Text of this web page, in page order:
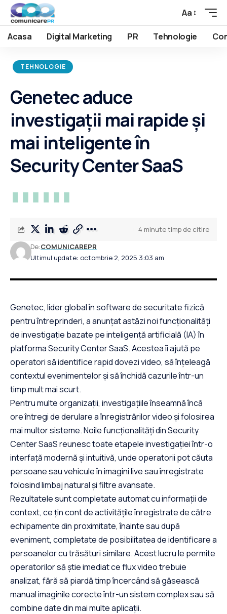
Aa
Acasa Digital Marketing PR Tehnologie
TEHNOLOGIE
Genetec aduce
investigații mai rapide și
mai inteligente în
Security Center SaaS
Ultimul update: octombrie 2, 2025 3:03 am
De:COMUNICAREPR
4 minute timp de citire
Genetec, lider global în software de securitate fizică
pentru întreprinderi, a anunțat astăzi noi funcționalități
de investigație bazate pe inteligență artificială (IA) în
platforma Security Center SaaS. Acestea îi ajută pe
operatori să identifice rapid dovezi video, să înțeleagă
contextul evenimentelor și să închidă cazurile într-un
timp mult mai scurt.
Pentru multe organizații, investigațiile înseamnă încă
ore întregi de derulare a înregistrărilor video și folosirea
mai multor sisteme. Noile funcționalități din Security
Center SaaS reunesc toate etapele investigației într-o
interfață modernă și intuitivă, unde operatorii pot căuta
persoane sau vehicule în imagini live sau înregistrate
folosind limbaj natural și filtre avansate.
Rezultatele sunt completate automat cu informații de
context, ce țin cont de activitățile înregistrate de către
echipamente din proximitate, înainte sau după
eveniment, completate de posibilitatea de identificare a
persoanelor cu trăsături similare. Acest lucru le permite
operatorilor să știe imediat ce flux video trebuie
analizat, fără să piardă timp încercând să găsească
manual imaginile corecte într-un sistem complex sau să
combine date din mai multe aplicații.